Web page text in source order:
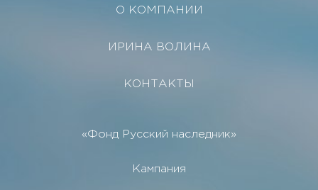
О КОМПАНИИ
ИРИНА ВОЛИНА
КОНТАКТЫ
«Фонд Русский наследник»
Кампания